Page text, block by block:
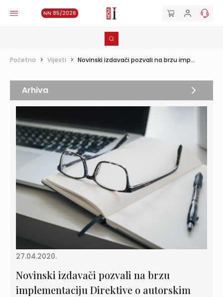
NN 85/2026
Početna > Vijesti > Novinski izdavači pozvali na brzu imp...
27.04.2020.
Novinski izdavači pozvali na brzu
implementaciju Direktive o autorskim
Arhiva